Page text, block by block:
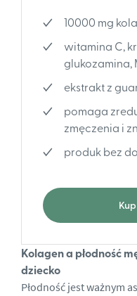
10000 mg
witamina C,
glukozamina,
ekstrakt z
pomaga
zmęczenia i
produk bez
Kolagen a płodność
dziecko
Płodność jest ważnym